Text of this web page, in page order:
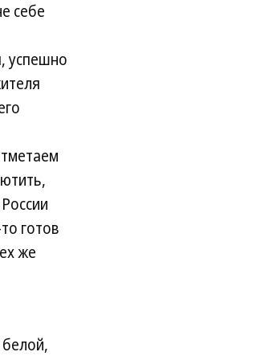
себе
успешно
готов
же